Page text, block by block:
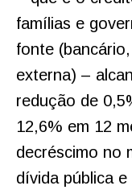
famílias e
fonte
externa) –
redução de
12,6% em 12
decréscimo no
dívida pública